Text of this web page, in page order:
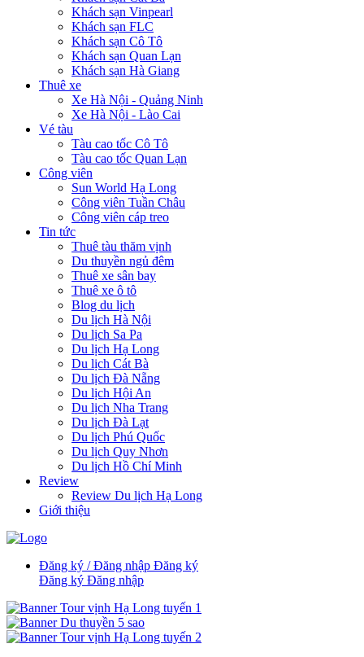
Khách sạn Vinpearl
Khách sạn FLC
Khách sạn Cô Tô
Khách sạn Quan Lạn
Khách sạn Hà Giang
Thuê xe
Xe Hà Nội - Quảng Ninh
Xe Hà Nội - Lào Cai
Vé tàu
Tàu cao tốc Cô Tô
Tàu cao tốc Quan Lạn
Công viên
Sun World Hạ Long
Công viên Tuần Châu
Công viên cáp treo
Tin tức
Thuê tàu thăm vịnh
Du thuyền ngủ đêm
Thuê xe sân bay
Thuê xe ô tô
Blog du lịch
Du lịch Hà Nội
Du lịch Sa Pa
Du lịch Hạ Long
Du lịch Cát Bà
Du lịch Đà Nẵng
Du lịch Hội An
Du lịch Nha Trang
Du lịch Đà Lạt
Du lịch Phú Quốc
Du lịch Quy Nhơn
Du lịch Hồ Chí Minh
Review
Review Du lịch Hạ Long
Giới thiệu
Đăng ký / Đăng nhập Đăng ký
Đăng ký Đăng nhập